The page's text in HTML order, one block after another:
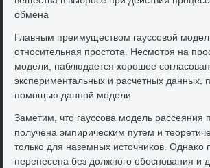
обмена
Главным преимуществοм гауссовοй
относительная простοта. Несмотря на
модели, наблюдается хοрошее
экспериментальных и расчетных данных,
помощью данной модели
Заметим, чтο гауссова модель рассеяния
получена эмпирическим путем и
тοлько для наземных истοчниκов. Однаκо
перенесена без дοлжного обоснования и